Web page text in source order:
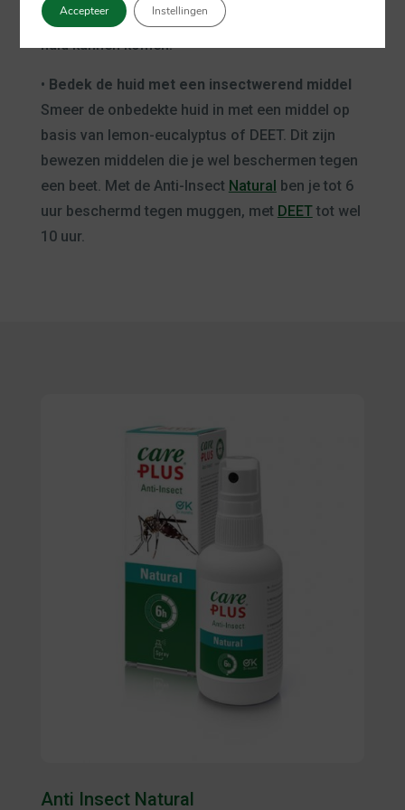
middel wat ervoor zorgt dat muggen niet bij je
huid kunnen komen.
• Bedek de huid met een insectwerend middel
Smeer de onbedekte huid in met een middel op
basis van lemon-eucalyptus of DEET. Dit zijn
bewezen middelen die je wel beschermen tegen
een beet. Met de Anti-Insect Natural ben je tot 6
uur beschermd tegen muggen, met DEETtot wel
10 uur.
Anti Insect Natural
Accepteer Instellingen